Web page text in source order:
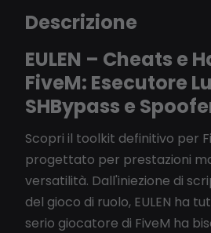
Descrizione
EULEN – Cheats e
FiveM: Esecutore
SHBypass e
Scopri il toolkit definitivo per
progettato per prestazioni
versatilità. Dall'iniezione di
del gioco di ruolo, EULEN ha
serio giocatore di FiveM ha